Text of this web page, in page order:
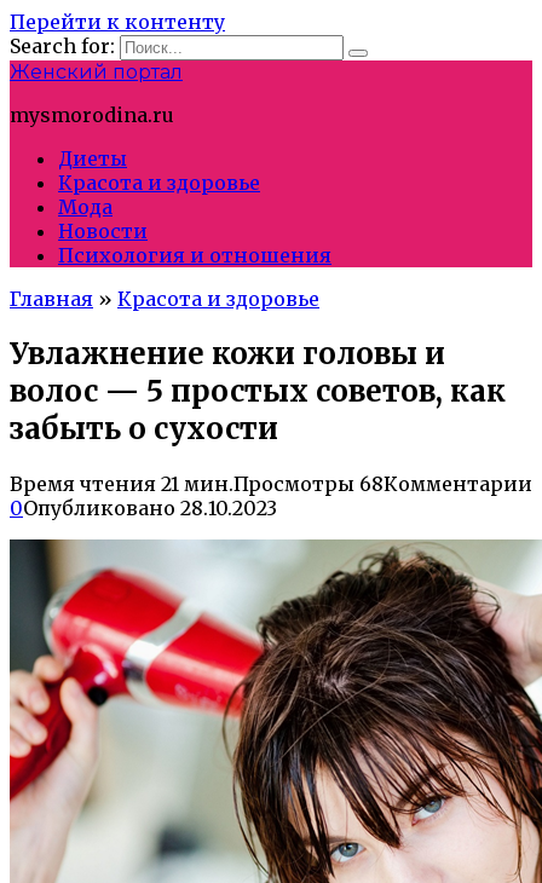
Перейти к контенту
Search for:
Женский портал
mysmorodina.ru
Диеты
Красота и здоровье
Мода
Новости
Психология и отношения
Главная » Красота и здоровье
Увлажнение кожи головы и
волос — 5 простых советов, как
забыть о сухости
Время чтения 21 мин.Просмотры 68Комментарии
0Опубликовано 28.10.2023